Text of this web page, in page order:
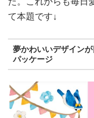
て本題です↓
夢かわいいデザイン
パッケージ